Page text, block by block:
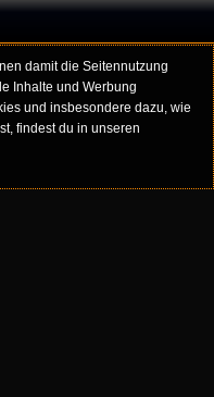
damit die Seitennutzung
Inhalte und Werbung
und insbesondere dazu, wie
findest du in unseren